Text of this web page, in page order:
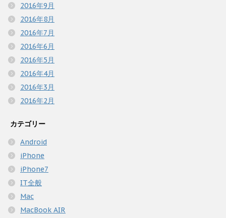
2016年9月
2016年8月
2016年7月
2016年6月
2016年5月
2016年4月
2016年3月
2016年2月
カテゴリー
Android
iPhone
iPhone7
IT全般
Mac
MacBook AIR